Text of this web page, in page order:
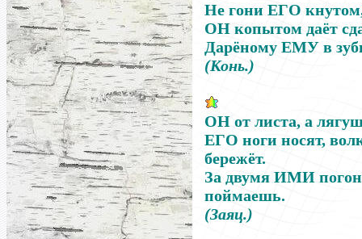
Не гони ЕГО
ОН копытом даёт
Дарёному ЕМУ в
(Конь.)
ОН от листа, а
ЕГО ноги носят,
бережёт.
За двумя ИМИ
поймаешь.
(Заяц.)